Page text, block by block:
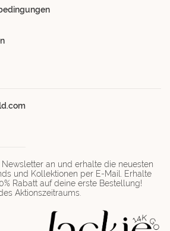
an und erhalte die neuesten
und Kollektionen per E-Mail. Erhalte
Rabatt auf deine erste Bestellung!
Aktionszeitraums.